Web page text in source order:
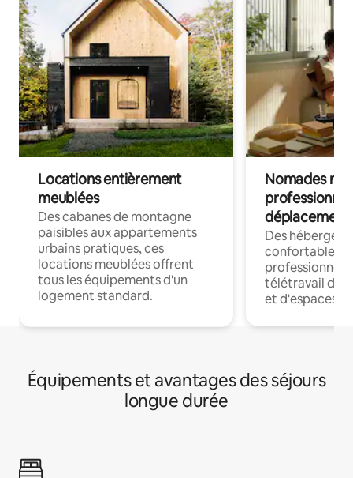
Locations entièrement
meublées
Des cabanes de montagne
paisibles aux appartements
urbains pratiques, ces
locations meublées offrent
tous les équipements d'un
logement standard.
Nomades
déplacement
Des
confortables
professionnels
télétravail
et d'espaces
Équipements et avantages des séjours
longue durée